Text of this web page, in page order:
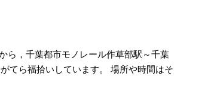
ら，千葉都市モノレール作草部駅～千葉
てら福拾いしています。 場所や時間はそ